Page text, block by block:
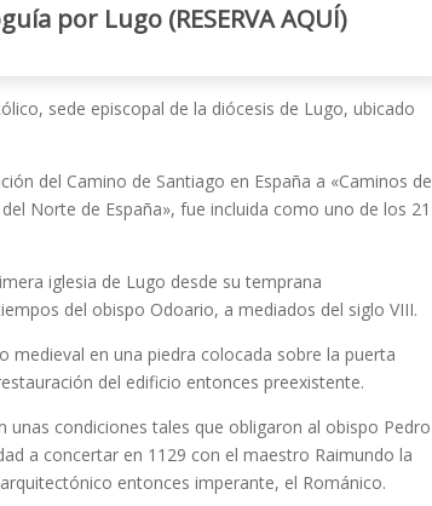
por Lugo (RESERVA AQUÍ)
sede episcopal de la diócesis de Lugo, ubicado
del Camino de Santiago en España a «Caminos de
Norte de España», fue incluida como uno de los 21
iglesia de Lugo desde su temprana
del obispo Odoario, a mediados del siglo VIII.
medieval en una piedra colocada sobre la puerta
del edificio entonces preexistente.
unas condiciones tales que obligaron al obispo Pedro
a concertar en 1129 con el maestro Raimundo la
entonces imperante, el Románico.